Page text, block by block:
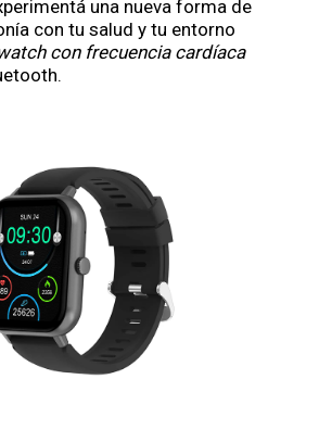
una nueva forma de
con tu salud y tu entorno
con frecuencia cardíaca